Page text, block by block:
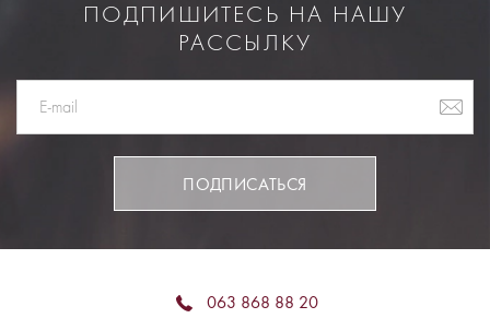
ПОДПИШИТЕСЬ НА НАШУ
РАССЫЛКУ
ПОДПИСАТЬСЯ
063 868 88 20